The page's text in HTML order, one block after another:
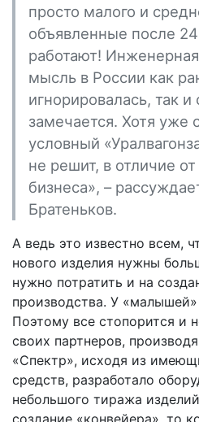
просто малого и
объявленные после
работают!
мысль в России как
игнорировалась, так и
замечается. Хотя уже
условный
не решит, в отличие
бизнеса», –
Братеньков.
А ведь это известно всем,
нового изделия нужны
нужно потратить и на
производства. У «малышей»
Поэтому все стопорится и
своих партнеров,
«Спектр», исходя из
средств, разработало
небольшого тиража